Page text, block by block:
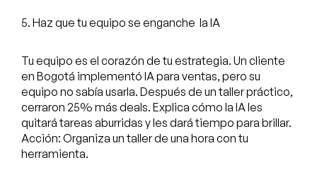
5. Haz que tu equipo se enganche la IA
Tu equipo es el corazón de tu estrategia. Un cliente
en Bogotá implementó IA para ventas, pero su
equipo no sabía usarla. Después de un taller práctico,
cerraron 25% más deals. Explica cómo la IA les
quitará tareas aburridas y les dará tiempo para brillar.
Acción: Organiza un taller de una hora con tu
herramienta.